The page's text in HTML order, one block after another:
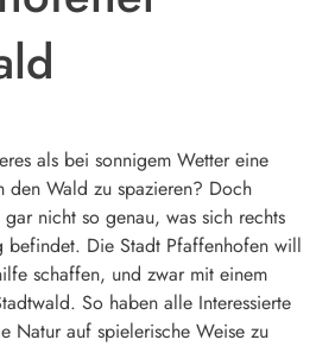
als bei sonnigem Wetter eine
den Wald zu spazieren? Doch
nicht so genau, was sich rechts
befindet. Die Stadt Pfaffenhofen will
schaffen, und zwar mit einem
So haben alle Interessierte
Natur auf spielerische Weise zu